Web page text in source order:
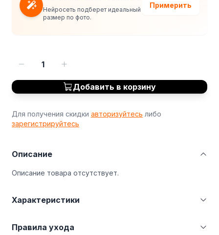
Нейросеть подберет идеальный
размер по фото.
Примерить
1
Добавить в корзину
Для получения скидки авторизуйтесь либо
зарегистрируйтесь
Описание
Описание товара отсутствует.
Характеристики
Категория
Платья, сарафаны
Правила ухода